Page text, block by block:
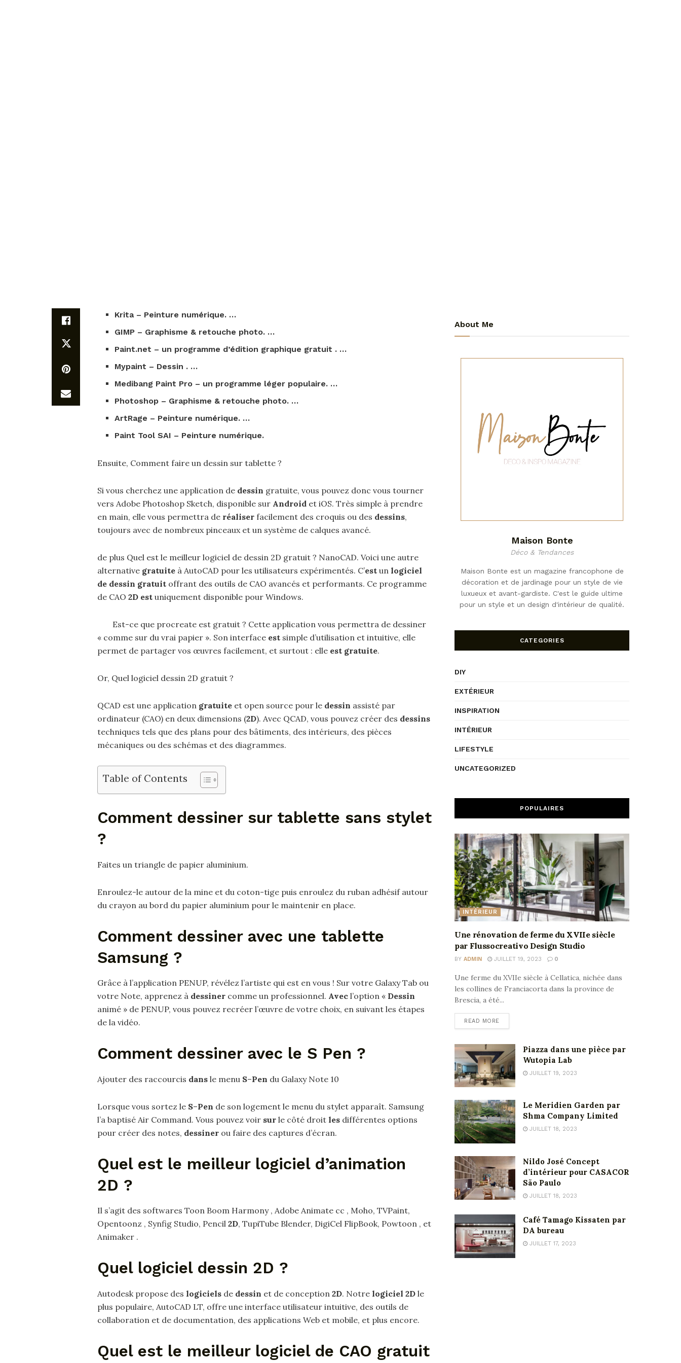
Krita – Peinture numérique. …
GIMP – Graphisme & retouche photo. …
Paint.net – un programme d’édition graphique gratuit . …
Mypaint – Dessin . …
Medibang Paint Pro – un programme léger populaire. …
Photoshop – Graphisme & retouche photo. …
ArtRage – Peinture numérique. …
Paint Tool SAI – Peinture numérique.
Ensuite, Comment faire un dessin sur tablette ?
Si vous cherchez une application de dessin gratuite, vous pouvez donc vous tourner
vers Adobe Photoshop Sketch, disponible sur Android et iOS. Très simple à prendre
en main, elle vous permettra de réaliser facilement des croquis ou des dessins,
toujours avec de nombreux pinceaux et un système de calques avancé.
de plus Quel est le meilleur logiciel de dessin 2D gratuit ? NanoCAD. Voici une autre
alternative gratuite à AutoCAD pour les utilisateurs expérimentés. C’est un logiciel
de dessin gratuit offrant des outils de CAO avancés et performants. Ce programme
de CAO 2D est uniquement disponible pour Windows.
Est-ce que procreate est gratuit ? Cette application vous permettra de dessiner
« comme sur du vrai papier ». Son interface est simple d’utilisation et intuitive, elle
permet de partager vos œuvres facilement, et surtout : elle est gratuite.
Or, Quel logiciel dessin 2D gratuit ?
QCAD est une application gratuite et open source pour le dessin assisté par
ordinateur (CAO) en deux dimensions (2D). Avec QCAD, vous pouvez créer des dessins
techniques tels que des plans pour des bâtiments, des intérieurs, des pièces
mécaniques ou des schémas et des diagrammes.
Table of Contents
Comment dessiner sur tablette sans stylet
?
Faites un triangle de papier aluminium.
Enroulez-le autour de la mine et du coton-tige puis enroulez du ruban adhésif autour
du crayon au bord du papier aluminium pour le maintenir en place.
Comment dessiner avec une tablette
Samsung ?
Grâce à l’application PENUP, révélez l’artiste qui est en vous ! Sur votre Galaxy Tab ou
votre Note, apprenez à dessiner comme un professionnel. Avec l’option « Dessin
animé » de PENUP, vous pouvez recréer l’œuvre de votre choix, en suivant les étapes
de la vidéo.
Comment dessiner avec le S Pen ?
Ajouter des raccourcis dans le menu S–Pen du Galaxy Note 10
Lorsque vous sortez le S–Pen de son logement le menu du stylet apparaît. Samsung
l’a baptisé Air Command. Vous pouvez voir sur le côté droit les différentes options
pour créer des notes, dessiner ou faire des captures d’écran.
Quel est le meilleur logiciel d’animation
2D ?
Il s’agit des softwares Toon Boom Harmony , Adobe Animate cc , Moho, TVPaint,
Opentoonz , Synfig Studio, Pencil 2D, TupiTube Blender, DigiCel FlipBook, Powtoon , et
Animaker .
Quel logiciel dessin 2D ?
Autodesk propose des logiciels de dessin et de conception 2D. Notre logiciel 2D le
plus populaire, AutoCAD LT, offre une interface utilisateur intuitive, des outils de
collaboration et de documentation, des applications Web et mobile, et plus encore.
Quel est le meilleur logiciel de CAO gratuit
About Me
Maison Bonte
Déco & Tendances
Maison Bonte est un magazine francophone de
décoration et de jardinage pour un style de vie
luxueux et avant-gardiste. C'est le guide ultime
pour un style et un design d'intérieur de qualité.
CATEGORIES
DIY
EXTÉRIEUR
INSPIRATION
INTÉRIEUR
LIFESTYLE
UNCATEGORIZED
POPULAIRES
INTÉRIEUR
Une rénovation de ferme du XVIIe siècle
par Flussocreativo Design Studio
BY ADMIN JUILLET 19, 2023 0
Une ferme du XVIIe siècle à Cellatica, nichée dans
les collines de Franciacorta dans la province de
Brescia, a été...
READ MORE
Piazza dans une pièce par
Wutopia Lab
JUILLET 19, 2023
Le Meridien Garden par
Shma Company Limited
JUILLET 18, 2023
Nildo José Concept
d’intérieur pour CASACOR
São Paulo
JUILLET 18, 2023
Café Tamago Kissaten par
DA bureau
JUILLET 17, 2023